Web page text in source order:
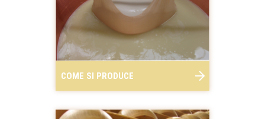
COME SI PRODUCE